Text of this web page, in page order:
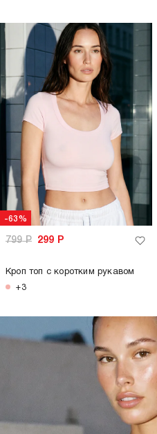
-63%
799Р 299 Р
Кроп топ с коротким рукавом
+3